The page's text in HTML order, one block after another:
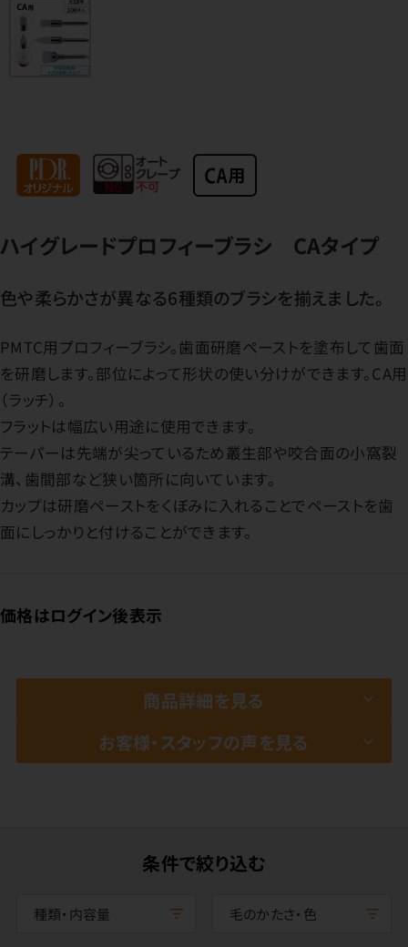
ハイグレードプロフィーブラシ CAタイプ
色や柔らかさが異なる6種類のブラシを揃えました。
PMTC用プロフィーブラシ。歯面研磨ペーストを塗布して歯面
を研磨します。部位によって形状の使い分けができます。CA用
（ラッチ）。
フラットは幅広い用途に使用できます。
テーパーは先端が尖っているため叢生部や咬合面の小窩裂
溝、歯間部など狭い箇所に向いています。
カップは研磨ペーストをくぼみに入れることでペーストを歯
面にしっかりと付けることができます。
価格はログイン後表示
商品詳細を見る
お客様・スタッフの声を見る
条件で絞り込む
種類・内容量 毛のかたさ・色